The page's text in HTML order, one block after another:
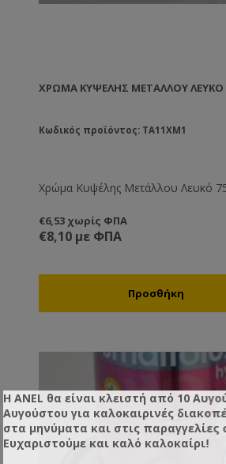
ΧΡΏΜΑ ΚΥΨΈΛΗΣ ΜΕΤΆΛΛΟΥ ΛΕΥΚΌ
Κωδικός προϊόντος: TA11XM1
Χρώμα Κυψέλης Μετάλλου Λευκό
€6,53 χωρίς ΦΠΑ
€8,10 με ΦΠΑ
Η ANEL θα είναι κλειστή από 10
Αυγούστου για καλοκαιρινές
στα μηνύματα και στις παραγγελίες
Ευχαριστούμε και καλό καλοκαίρι!